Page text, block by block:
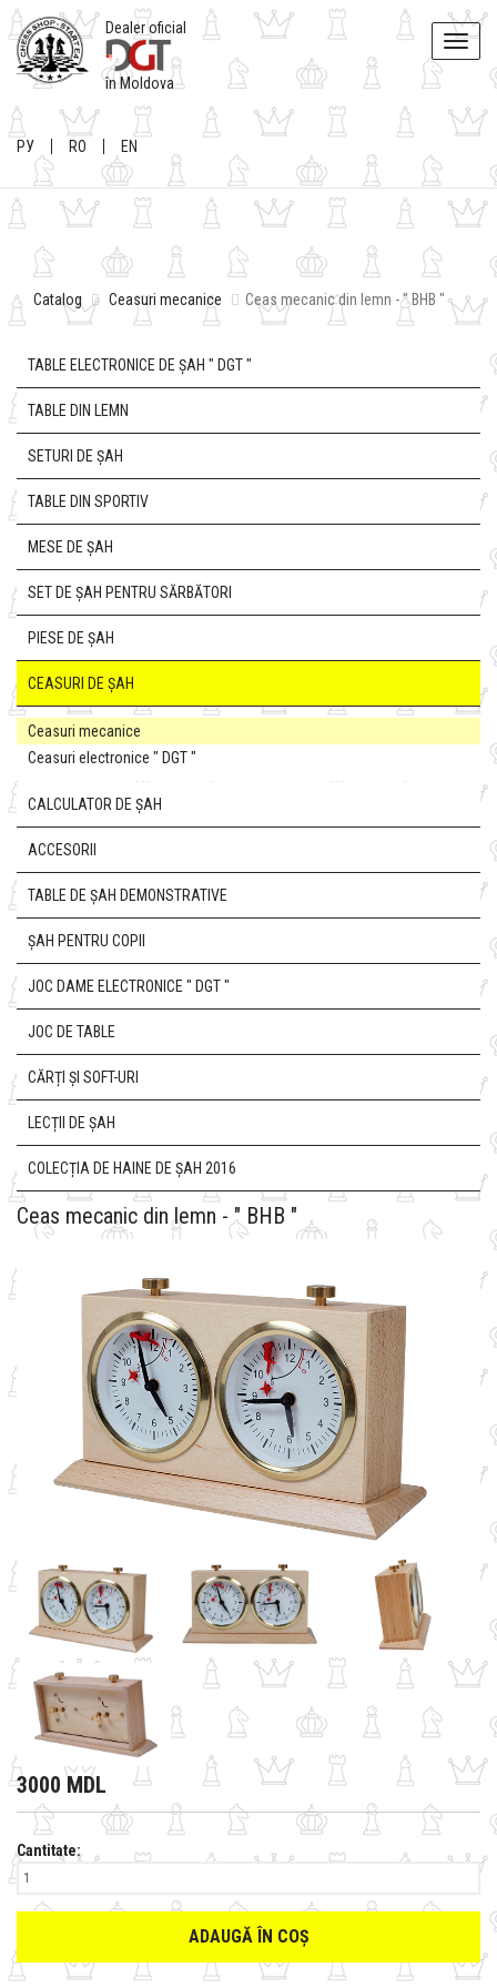
Toggle
Dealer oficial
în Moldova
РУ RO EN
Catalog Ceasuri mecanice Ceas mecanic din lemn - " BHB "
TABLE ELECTRONICE DE ȘAH " DGT "
TABLE DIN LEMN
SETURI DE ȘAH
TABLE DIN SPORTIV
MESE DE ȘAH
SET DE ȘAH PENTRU SĂRBĂTORI
PIESE DE ȘAH
CEASURI DE ȘAH
Ceasuri mecanice
Ceasuri electronice " DGT "
CALCULATOR DE ȘAH
ACCESORII
TABLE DE ȘAH DEMONSTRATIVE
ȘAH PENTRU COPII
JOC DAME ELECTRONICE " DGT "
JOC DE TABLE
CĂRȚI ȘI SOFT-URI
LECȚII DE ȘAH
COLECȚIA DE HAINE DE ȘAH 2016
Ceas mecanic din lemn - " BHB "
3000 MDL
Cantitate:
ADAUGĂ ÎN COȘ